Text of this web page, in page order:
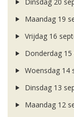
Dinsdag 20
Maandag 19
Vrijdag 16
Donderdag
Woensdag 14
Dinsdag 13
Maandag 12